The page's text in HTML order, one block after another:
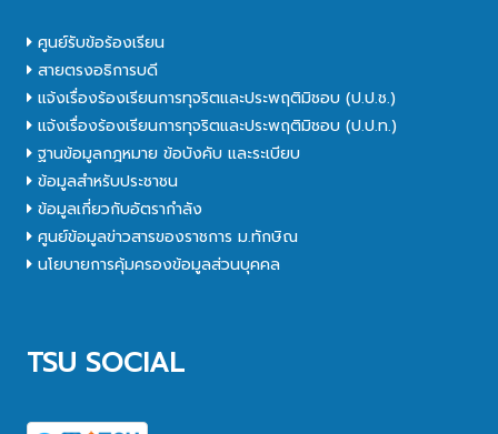
ศูนย์รับข้อร้องเรียน
สายตรงอธิการบดี
แจ้งเรื่องร้องเรียนการทุจริตและประพฤติมิชอบ (ป.ป.ช.)
แจ้งเรื่องร้องเรียนการทุจริตและประพฤติมิชอบ (ป.ป.ท.)
ฐานข้อมูลกฎหมาย ข้อบังคับ และระเบียบ
ข้อมูลสำหรับประชาชน
ข้อมูลเกี่ยวกับอัตรากำลัง
ศูนย์ข้อมูลข่าวสารของราชการ ม.ทักษิณ
นโยบายการคุ้มครองข้อมูลส่วนบุคคล
TSU SOCIAL